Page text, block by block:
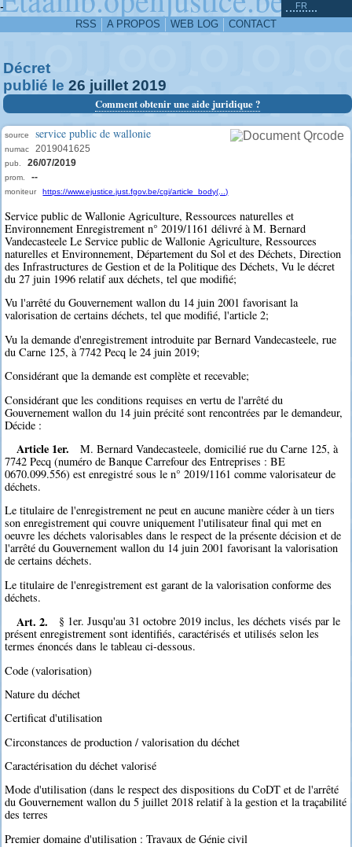
-
RSS A PROPOS WEB LOG CONTACT
FR
Décret
publié le 26 juillet 2019
Comment obtenir une aide juridique ?
source service public de wallonie
numac 2019041625
pub. 26/07/2019
prom. --
moniteur https://www.ejustice.just.fgov.be/cgi/article_body(...)
Service public de Wallonie Agriculture, Ressources naturelles et
Environnement Enregistrement n° 2019/1161 délivré à M. Bernard
Vandecasteele Le Service public de Wallonie Agriculture, Ressources
naturelles et Environnement, Département du Sol et des Déchets, Direction
des Infrastructures de Gestion et de la Politique des Déchets, Vu le décret
du 27 juin 1996 relatif aux déchets, tel que modifié;
Vu l'arrêté du Gouvernement wallon du 14 juin 2001 favorisant la
valorisation de certains déchets, tel que modifié, l'article 2;
Vu la demande d'enregistrement introduite par Bernard Vandecasteele, rue
du Carne 125, à 7742 Pecq le 24 juin 2019;
Considérant que la demande est complète et recevable;
Considérant que les conditions requises en vertu de l'arrêté du
Gouvernement wallon du 14 juin précité sont rencontrées par le demandeur,
Décide :
Article 1er.
M. Bernard Vandecasteele, domicilié rue du Carne 125, à
7742 Pecq (numéro de Banque Carrefour des Entreprises : BE
0670.099.556) est enregistré sous le n° 2019/1161 comme valorisateur de
déchets.
Le titulaire de l'enregistrement ne peut en aucune manière céder à un tiers
son enregistrement qui couvre uniquement l'utilisateur final qui met en
oeuvre les déchets valorisables dans le respect de la présente décision et de
l'arrêté du Gouvernement wallon du 14 juin 2001 favorisant la valorisation
de certains déchets.
Le titulaire de l'enregistrement est garant de la valorisation conforme des
déchets.
Art. 2.
§ 1er. Jusqu'au 31 octobre 2019 inclus, les déchets visés par le
présent enregistrement sont identifiés, caractérisés et utilisés selon les
termes énoncés dans le tableau ci-dessous.
Code (valorisation)
Nature du déchet
Certificat d'utilisation
Circonstances de production / valorisation du déchet
Caractérisation du déchet valorisé
Mode d'utilisation (dans le respect des dispositions du CoDT et de l'arrêté
du Gouvernement wallon du 5 juillet 2018 relatif à la gestion et la traçabilité
des terres
Premier domaine d'utilisation : Travaux de Génie civil
^